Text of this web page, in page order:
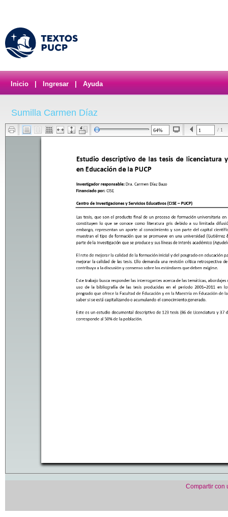
Inicio Ingresar Ayuda
Sumilla Carmen Díaz
/ 1
Compartir con